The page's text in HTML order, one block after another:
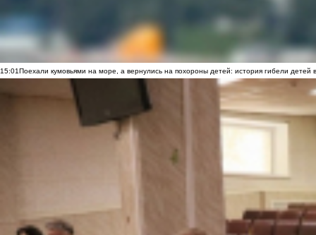
15:01Поехали кумовьями на море, а вернулись на похороны детей: история гибели детей